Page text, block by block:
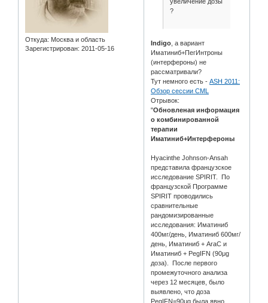
Откуда: Москва и область
Зарегистрирован: 2011-05-16
?
Indigo , а вариант
Иматиниб+ПегИнтроны
(интерфероны) не
рассматривали?
Тут немного есть -ASH 2011:
Обзор сессии CML
Отрывок:
"Обновленая информация
о комбинированной
терапии
Иматиниб+Интерфероны
Hyacinthe Johnson-Ansah
представила французское
исследование SPIRIT. По
французской Программе
SPIRIT проводились
сравнительные
рандомизированные
исследования: Иматиниб
400мг/день, Иматиниб 600мг/
день, Иматиниб + AraC и
Иматиниб + PegIFN (90μg
доза). После первого
промежуточного анализа
через 12 месяцев, было
выявлено, что доза
PegIFN=90μg была явно